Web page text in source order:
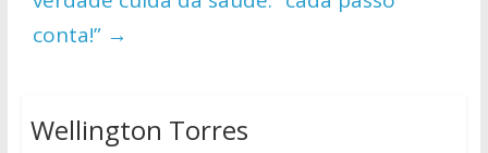
conta!” →
Wellington Torres